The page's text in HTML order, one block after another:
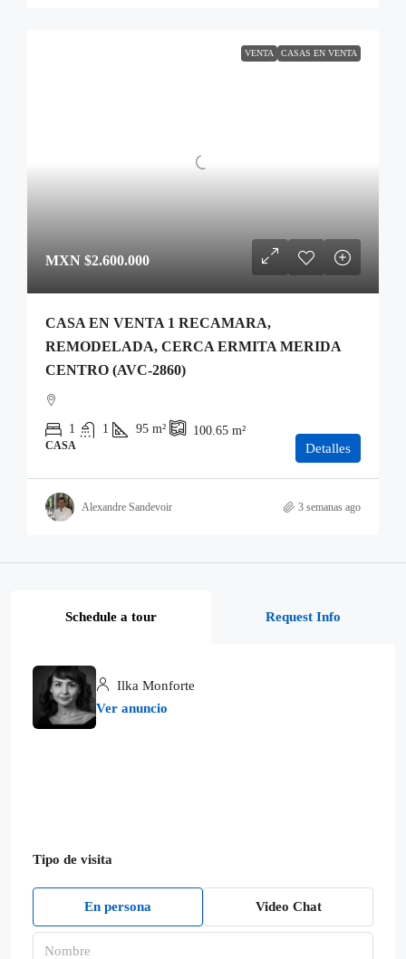
VENTA CASAS EN VENTA
MXN $2.600.000
CASA EN VENTA 1 RECAMARA,
REMODELADA, CERCA ERMITA MERIDA
CENTRO (AVC-2860)
1 1 95 m² 100.65 m²
CASA Detalles
Alexandre Sandevoir 3 semanas ago
Schedule a tour Request Info
Ilka Monforte
Ver anuncio
Tipo de visita
En persona Video Chat